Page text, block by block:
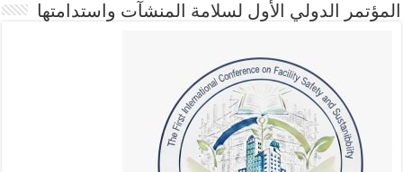
المؤتمر الدولي الأول لسلامة المنشآت واستدامتها